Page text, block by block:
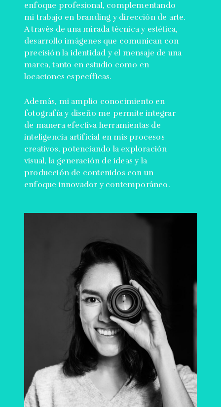
enfoque profesional, complementando
mi trabajo en branding y dirección de arte.
A través de una mirada técnica y estética,
desarrollo imágenes que comunican con
precisión la identidad y el mensaje de una
marca, tanto en estudio como en
locaciones específicas.
Además, mi amplio conocimiento en
fotografía y diseño me permite integrar
de manera efectiva herramientas de
inteligencia artificial en mis procesos
creativos, potenciando la exploración
visual, la generación de ideas y la
producción de contenidos con un
enfoque innovador y contemporáneo.